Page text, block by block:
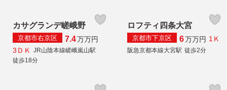
カサグランデ嵯峨野
京都市右京区 7.4万万円
3ＤＫ
JR山陰本線嵯峨嵐山駅
徒歩18分
ロフティ四条大宮
京都市下京区 6万万円 1Ｋ
阪急京都本線大宮駅 徒歩2分